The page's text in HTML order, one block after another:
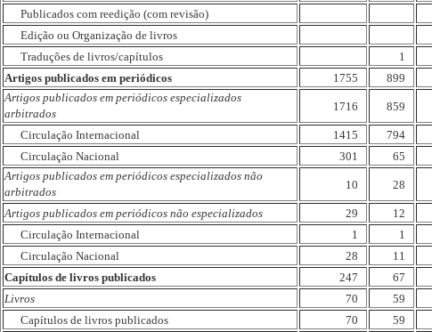
Publicados com reedição (com revisão)
Edição ou Organização de livros
Traduções de livros/capítulos
1
Artigos publicados em periódicos
1755 899
Artigos publicados em periódicos especializados
arbitrados
1716 859
Circulação Internacional 1415 794
Circulação Nacional
301 65
Artigos publicados em periódicos especializados não
arbitrados
10 28
Artigos publicados em periódicos não especializados 29 12
Circulação Internacional
1 1
Circulação Nacional
28 11
Capítulos de livros publicados
247 67
Livros
70 59
Capítulos de livros publicados
70 59